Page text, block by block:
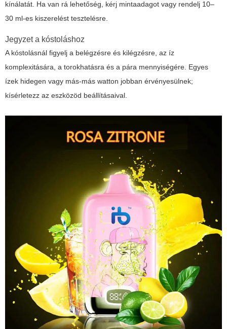
kínálatát. Ha van rá lehetőség, kérj mintaadagot vagy rendelj 10–
30 ml-es kiszerelést tesztelésre.
Jegyzet a kóstoláshoz
A kóstolásnál figyelj a belégzésre és kilégzésre, az íz
komplexitására, a torokhatásra és a pára mennyiségére. Egyes
ízek hidegen vagy más-más watton jobban érvényesülnek;
kísérletezz az eszközöd beállításaival.